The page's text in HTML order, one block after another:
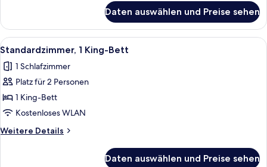
Suite,
Mehrere
Betten,
Daten auswählen und Preise sehen
Alle
Fotos
für
Standardzimmer,
1 King-
Bett
anzeigen
Zimmersafe, Schreibtisch,
4
Standardzimmer, 1 King-Bett
1 Schlafzimmer
Platz für 2 Personen
1 King-Bett
Kostenloses WLAN
Weitere Details
Weitere
Daten auswählen und Preise sehen